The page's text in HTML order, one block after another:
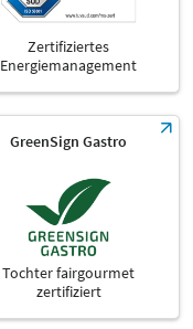
Zertifiziertes
Energiemanagement
GreenSign Gastro
Tochter fairgourmet
zertifiziert